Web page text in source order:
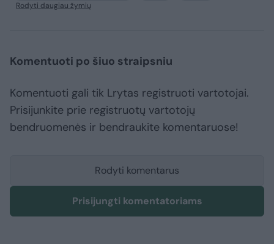
Rodyti daugiau žymių
Komentuoti po šiuo straipsniu
Komentuoti gali tik Lrytas registruoti vartotojai.
Prisijunkite prie registruotų vartotojų
bendruomenės ir bendraukite komentaruose!
Rodyti komentarus
Prisijungti komentatoriams